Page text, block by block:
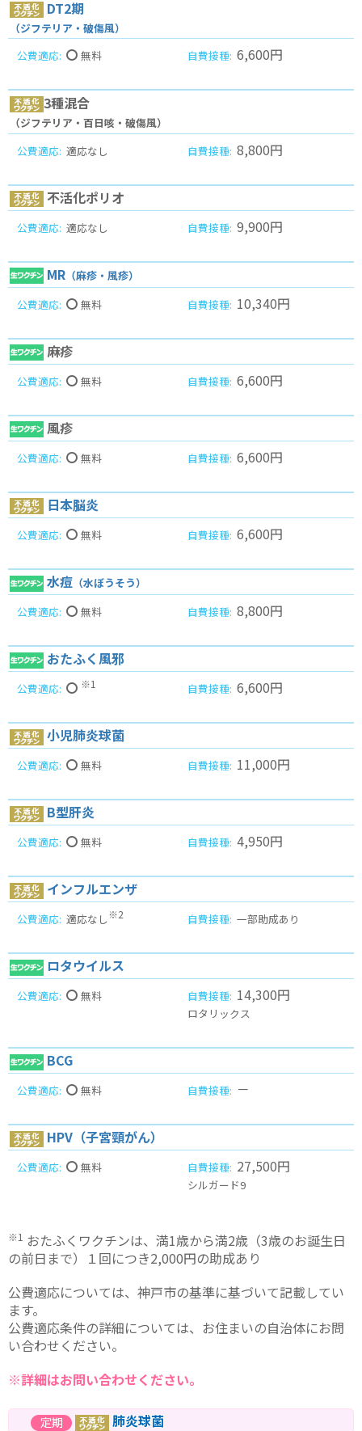
DT2期
（ジフテリア・破傷風）
無料
6,600円
3種混合
（ジフテリア・百日咳・破傷風）
適応なし
8,800円
不活化ポリオ
適応なし 9,900円
MR（麻疹・風疹）
無料
10,340円
麻疹
無料 6,600円
風疹
無料 6,600円
日本脳炎
無料 6,600円
水痘（水ぼうそう）
無料
8,800円
おたふく風邪
※1 6,600円
小児肺炎球菌
無料 11,000円
B型肝炎
無料 4,950円
インフルエンザ
適応なし※2 一部助成あり
ロタウイルス
無料 14,300円
ロタリックス
BCG
無料 －
HPV（子宮頸がん）
無料 27,500円
シルガード9
※1 おたふくワクチンは、満1歳から満2歳（3歳のお誕生日
の前日まで）１回につき2,000円の助成あり
公費適応については、神戸市の基準に基づいて記載してい
ます。
公費適応条件の詳細については、お住まいの自治体にお問
い合わせください。
※詳細はお問い合わせください。
肺炎球菌